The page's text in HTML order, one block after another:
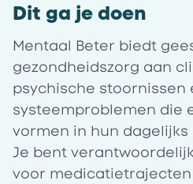
Dit ga je doen
Mentaal Beter biedt
gezondheidszorg aan
psychische stoornissen
systeemproblemen die
vormen in hun dagelijks
Je bent verantwoordelijk
voor